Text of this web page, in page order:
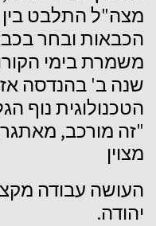
מצה"ל התלבט בין
הכבאות ובחר
משמרתבימי
שנה ב' בהנדסה
הטכנולוגית נוף
"זה מורכב, מאתגר
מצוין
העושה עבודה
יהודה.